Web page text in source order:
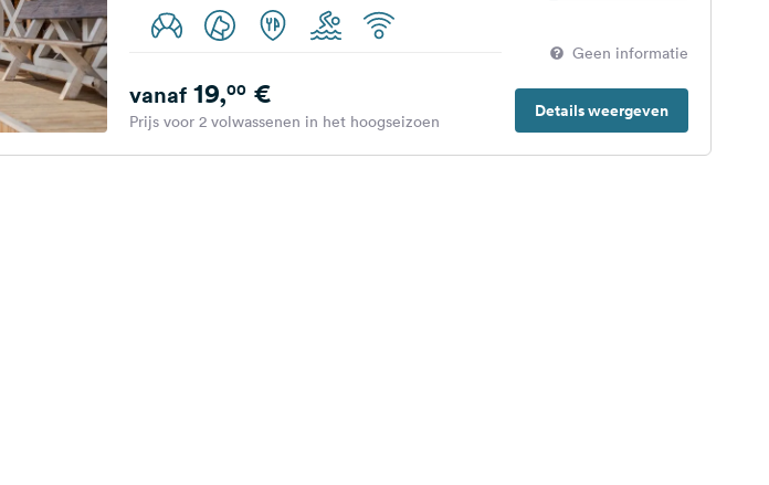
Geen informatie
Details weergeven
vanaf19,00€
Prijs voor 2 volwassenen in het hoogseizoen